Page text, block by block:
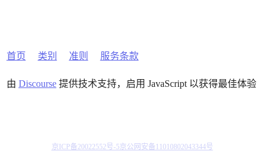
首页 类别 准则 服务条款
由 Discourse提供技术支持，启用 JavaScript 以获得最佳体验
京ICP备20022552号-5京公网安备11010802043344号